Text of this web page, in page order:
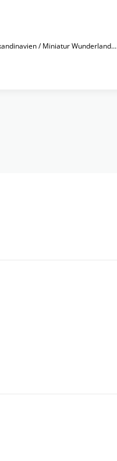
/ Miniatur Wunderland…